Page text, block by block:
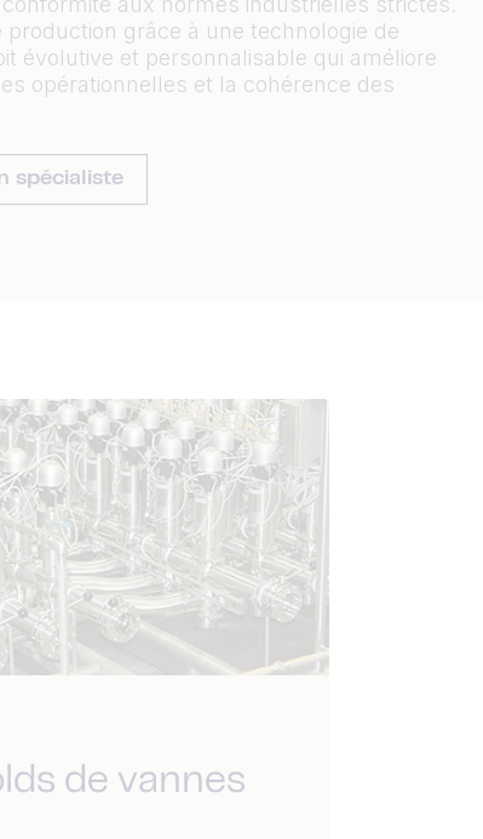
production grâce à une technologie de
évolutive et personnalisable qui améliore
opérationnelles et la cohérence des
spécialiste
de vannes